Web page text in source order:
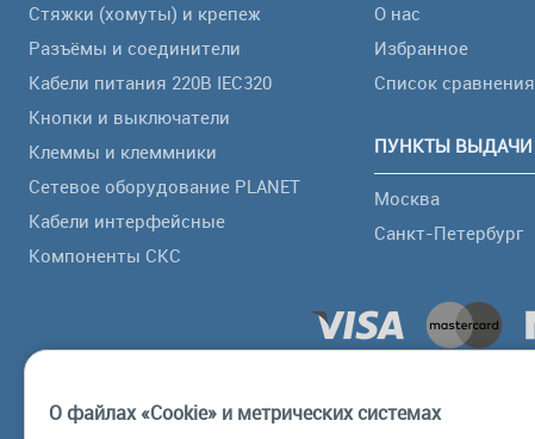
Стяжки (хомуты) и крепеж
Разъёмы и соединители
Кабели питания 220В IEC320
Кнопки и выключатели
Клеммы и клеммники
Сетевое оборудование PLANET
Кабели интерфейсные
Компоненты СКС
О нас
Избранное
Список сравнения
ПУНКТЫ ВЫДАЧИ
Москва
Санкт-Петербург
О файлах «Cookie» и метрических системах